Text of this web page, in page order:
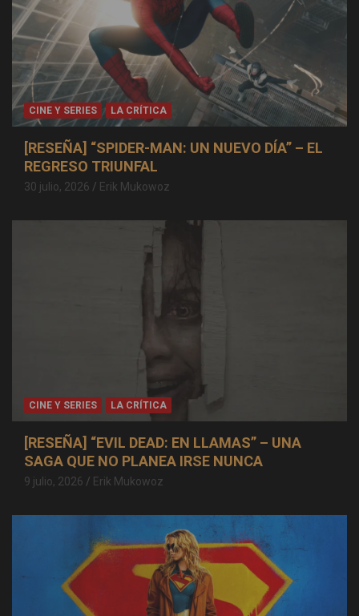
CINE Y SERIES LA CRÍTICA
[RESEÑA] “SPIDER-MAN: UN NUEVO DÍA” – EL
REGRESO TRIUNFAL
30 julio, 2026 Erik Mukowoz
CINE Y SERIES LA CRÍTICA
[RESEÑA] “EVIL DEAD: EN LLAMAS” – UNA
SAGA QUE NO PLANEA IRSE NUNCA
9 julio, 2026 Erik Mukowoz